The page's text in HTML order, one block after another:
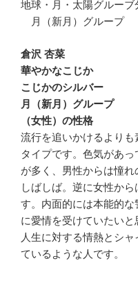
地球・月・太陽グルーブ
月（新月）グループ
倉沢 杏菜
華やかなこじか
こじかのシルバー
月（新月）グループ
（女性）の性格
流行を追いかけるより
タイプです。色気があ
が多く、男性からは憧
しばしば。逆に女性か
す。内面的には本能的
に愛情を受けていたいと
人生に対する情熱とシ
ているような人です。